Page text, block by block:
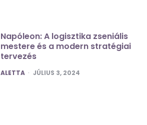
Napóleon: A logisztika zseniális
mestere és a modern stratégiai
tervezés
POSTED
ALETTA JÚLIUS 3, 2024